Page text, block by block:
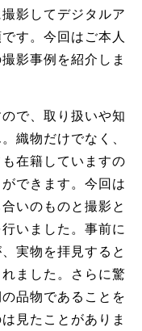
影してデジタルア
す。今回はご本人
影事例を紹介しま
で、取り扱いや知
織物だけでなく、
在籍していますの
できます。今回は
いのものと撮影と
いました。事前に
実物を拝見すると
ました。さらに驚
品物であることを
見たことがありま